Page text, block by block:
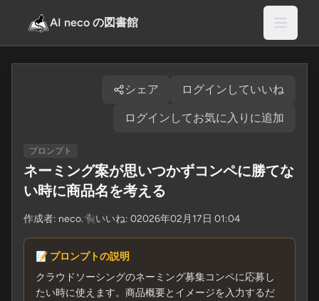
AI neco の図書館
シェア ログインしていいね
ログインしてお気に入りに追加
プロンプト
ネーミング案が思いつかずコンペに勝てな
い時に商品名を考える
作成者: neco.🐈‍⬛いいね: 02026年02月17日 01:04
📝 プロンプトの説明
クラウドソーシングのネーミング募集コンペに応募し
たい時に使えます。商品概要とイメージを入力するだ